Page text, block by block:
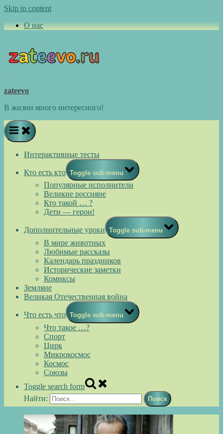
Skip to content
О нас
zateevo
В жизни много интересного!
Интерактивные тесты
Кто есть кто Toggle sub-menu
Популярные исполнители
Великие россияне
Кто такой … ?
Дети — герои!
Дополнительные уроки Toggle sub-menu
В мире животных
Любимые рассказы
Календарь праздников
Исторические заметки
Комиксы
Земляне
Великая Отечественная война
Что есть что Toggle sub-menu
Что такое …?
Спорт
Цирк
Микрокосмос
Космос
Союзы
Toggle search form
Найти: